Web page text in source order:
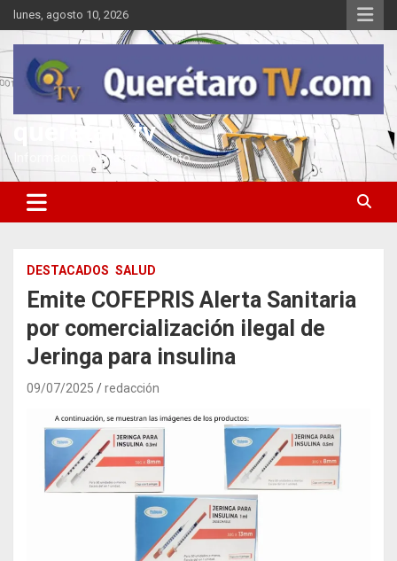
Saltar
al
contenido
lunes, agosto 10, 2026
queretarotv
Información y entretenimiento
DESTACADOS SALUD
Emite COFEPRIS Alerta Sanitaria
por comercialización ilegal de
Jeringa para insulina
09/07/2025 redacción